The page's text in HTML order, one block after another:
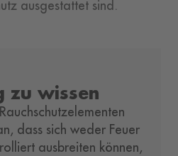
ausgestattet sind.
zu wissen
dass sich weder Feuer
ausbreiten können,